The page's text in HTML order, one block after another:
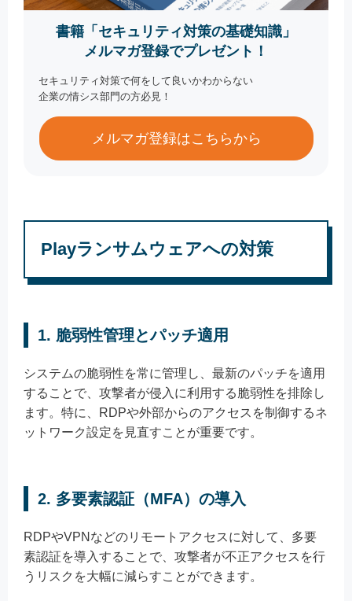
書籍「セキュリティ対策の基礎知識」
メルマガ登録でプレゼント！
セキュリティ対策で何をして良いかわからない
企業の情シス部門の方必見！
メルマガ登録はこちらから
Playランサムウェアへの対策
1. 脆弱性管理とパッチ適用
システムの脆弱性を常に管理し、最新のパッチを適用
することで、攻撃者が侵入に利用する脆弱性を排除し
ます。特に、RDPや外部からのアクセスを制御するネ
ットワーク設定を見直すことが重要です。
2. 多要素認証（MFA）の導入
RDPやVPNなどのリモートアクセスに対して、多要
素認証を導入することで、攻撃者が不正アクセスを行
うリスクを大幅に減らすことができます。